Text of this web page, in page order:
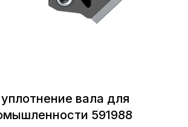
вала для
591988